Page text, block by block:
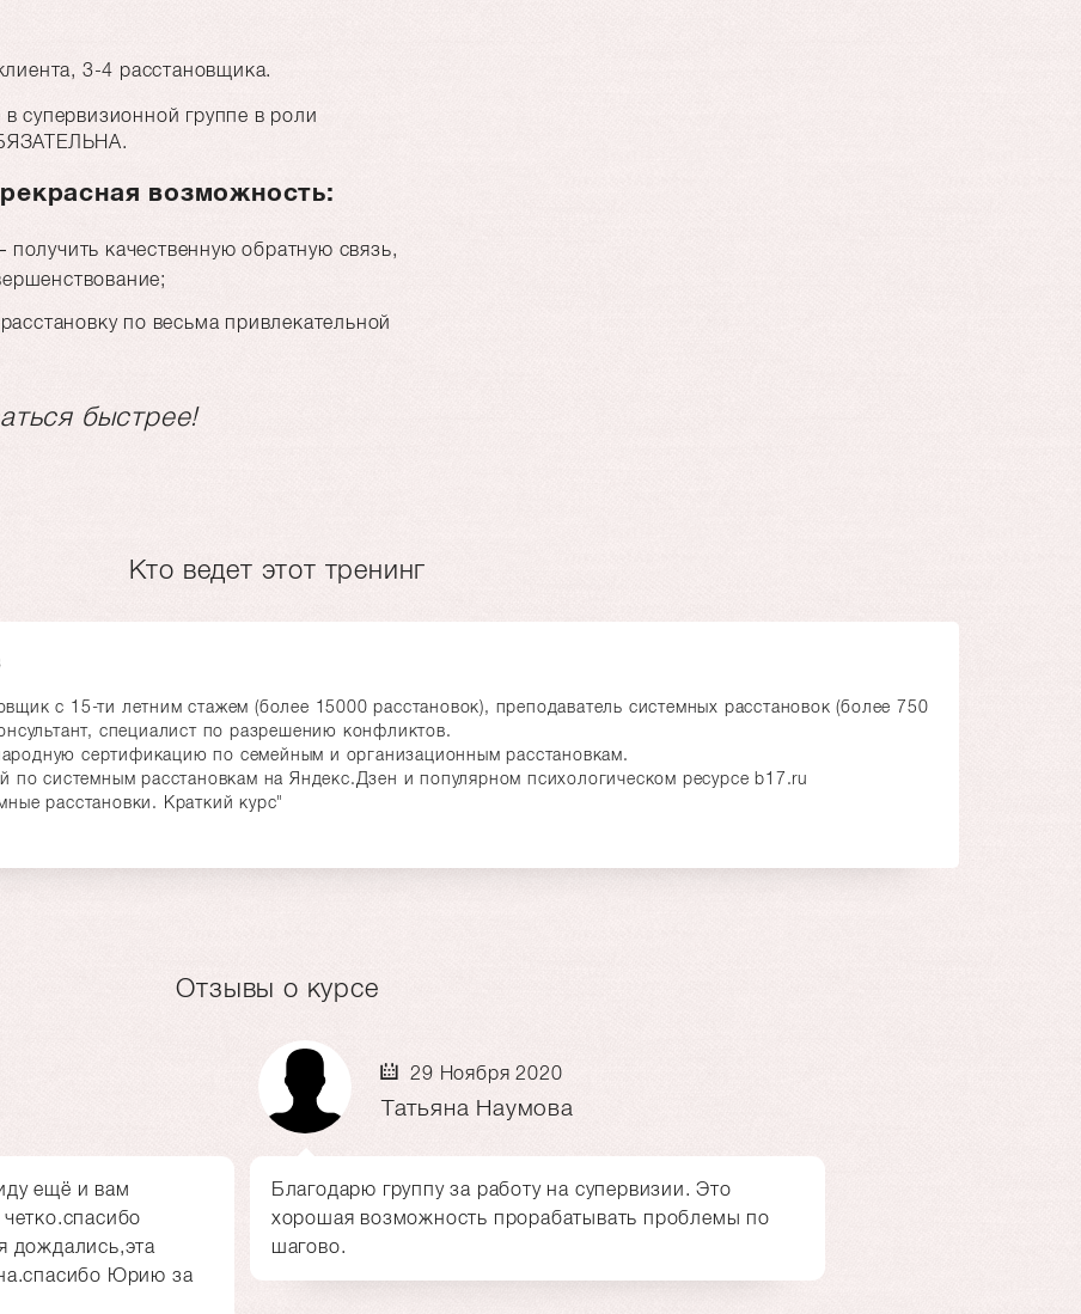
3-4 расстановщика.
супервизионной группе в роли
возможность:
качественную обратную связь,
по весьма привлекательной
быстрее!
Кто ведет этот тренинг
с 15-ти летним стажем (более 15000 расстановок), преподаватель системных расстановок (более 750
специалист по разрешению конфликтов.
сертификацию по семейным и организационным расстановкам.
по системным расстановкам на Яндекс.Дзен и популярном психологическом ресурсе b17.ru
расстановки. Краткий курс"
Отзывы о курсе
ещё и вам
дождались,эта
Юрию за
29 Ноября 2020
Татьяна Наумова
Благодарю группу за работу на супервизии. Это
хорошая возможность прорабатывать проблемы по
шагово.